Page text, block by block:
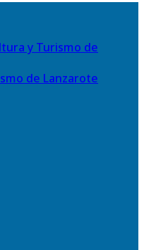
de Lanzarote